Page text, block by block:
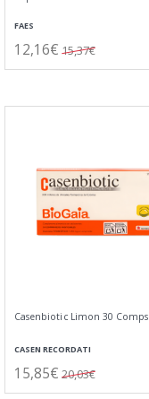
FAES
12,16€ 15,37€
Casenbiotic Limon 30 Comps
CASEN RECORDATI
15,85€ 20,03€